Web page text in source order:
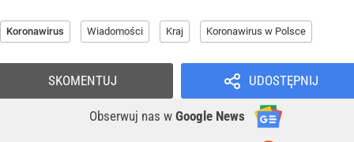
Koronawirus Wiadomości Kraj Koronawirus w Polsce
UDOSTĘPNIJ
Obserwuj nas w Google News
SKOMENTUJ